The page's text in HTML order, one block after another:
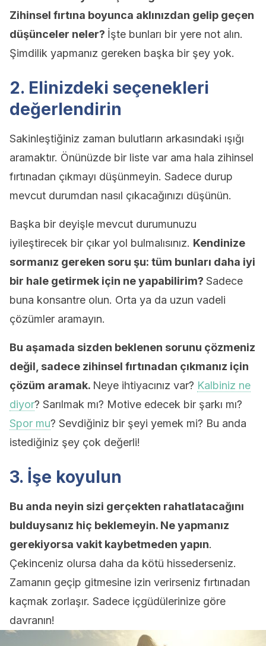
Zihinsel fırtına boyunca aklınızdan gelip geçen
düşünceler neler? İşte bunları bir yere not alın.
Şimdilik yapmanız gereken başka bir şey yok.
2. Elinizdeki seçenekleri
değerlendirin
Sakinleştiğiniz zaman bulutların arkasındaki ışığı
aramaktır. Önünüzde bir liste var ama hala zihinsel
fırtınadan çıkmayı düşünmeyin. Sadece durup
mevcut durumdan nasıl çıkacağınızı düşünün.
Başka bir deyişle mevcut durumunuzu
iyileştirecek bir çıkar yol bulmalısınız. Kendinize
sormanız gereken soru şu: tüm bunları daha iyi
bir hale getirmek için ne yapabilirim? Sadece
buna konsantre olun. Orta ya da uzun vadeli
çözümler aramayın.
Bu aşamada sizden beklenen sorunu çözmeniz
değil, sadece zihinsel fırtınadan çıkmanız için
çözüm aramak. Neye ihtiyacınız var? Kalbiniz ne
diyor? Sarılmak mı? Motive edecek bir şarkı mı?
Spor mu? Sevdiğiniz bir şeyi yemek mi? Bu anda
istediğiniz şey çok değerli!
3. İşe koyulun
Bu anda neyin sizi gerçekten rahatlatacağını
bulduysanız hiç beklemeyin. Ne yapmanız
gerekiyorsa vakit kaybetmeden yapın.
Çekinceniz olursa daha da kötü hissederseniz.
Zamanın geçip gitmesine izin verirseniz fırtınadan
kaçmak zorlaşır. Sadece içgüdülerinize göre
davranın!